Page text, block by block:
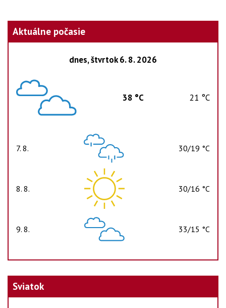
Aktuálne počasie
dnes, štvrtok 6. 8. 2026
38 °C 21 °C
piatok
7. 8. 30/19 °C
sobota
8. 8. 30/16 °C
nedeľa
9. 8. 33/15 °C
Sviatok